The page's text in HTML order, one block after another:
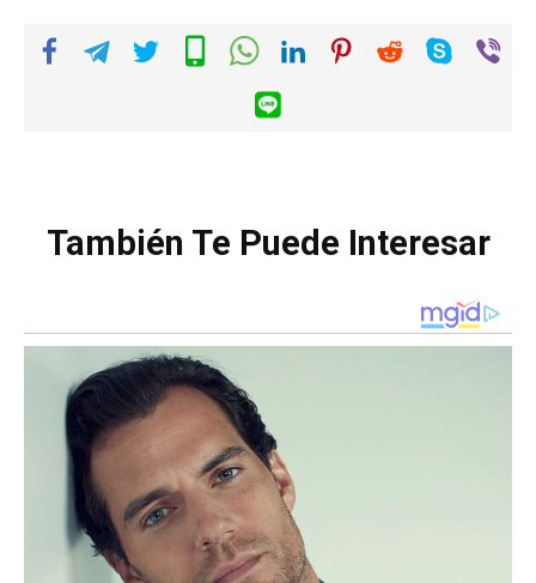
También Te Puede Interesar